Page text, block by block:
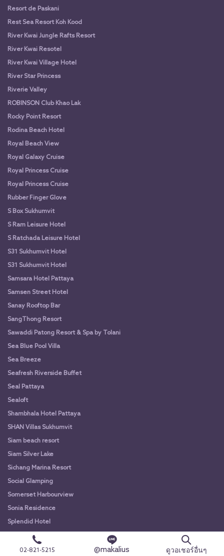
Resort de Paskani
Rest Sea Resort Koh Kood
River Kwai Jungle Rafts Resort
River Kwai Resotel
River Kwai Village Hotel
River Star Princess
Riverie Valley
ROBINSON Club Khao Lak
Rocky Point Resort
Rodina Beach Hotel
Royal Beach View
Royal Galaxy Cruise
Royal Princess Cruise
Royal Princess Cruise
Rubber Finger Glove
S Box Sukhumvit
S Ram Leisure Hotel
S Ratchada Leisure Hotel
S31 Sukhumvit Hotel
S31 Sukhumvit Hotel
Samsara Hotel Pattaya
Samsen Street Hotel
Sanay Rooftop Bar
SangThong Resort
Sawaddi Patong Resort & Spa by Tolani
Sea Blue Pool Villa
Sea Breeze
Seafresh Riverside Buffet
Seal Pattaya
Sealoft
Shambhala Hotel Pattaya
SHAN Villas Sukhumvit
Siam beach resort
Siam Silver Lake
Sichang Marina Resort
Social Glamping
Somerset Harbourview
Sonia Residence
Splendid Hotel
Stay with Nimman Hotel
Sukhothai Treasure Resort and Spa
02-821-5215 @makalius ดูวอเชอร์อื่นๆ